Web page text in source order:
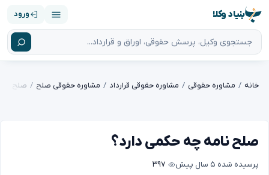
بنیاد وکلا ورود
خانه مشاوره حقوقی مشاوره حقوقی قرارداد مشاوره حقوقی صلح صلح
صلح نامه چه حکمی دارد؟
پرسیده شده ۵ سال پیش ۳۹۷